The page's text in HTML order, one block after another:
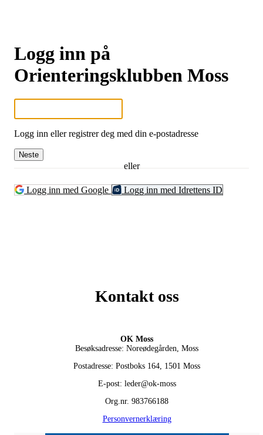
Logg inn på
Orienteringsklubben Moss
Logg inn eller registrer deg med din e-postadresse
Neste
eller
Logg inn med Google Logg inn med Idrettens ID
Kontakt oss
OK Moss
Besøksadresse: Noreødegården, Moss
Postadresse: Postboks 164, 1501 Moss
E-post: leder@ok-moss
Org.nr. 983766188
Personvernerklæring